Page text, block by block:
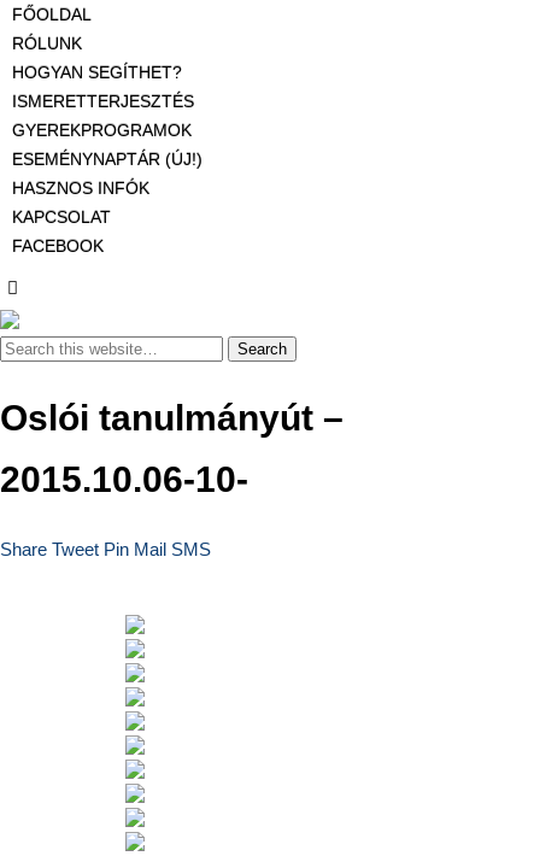
FŐOLDAL
RÓLUNK
HOGYAN SEGÍTHET?
ISMERETTERJESZTÉS
GYEREKPROGRAMOK
ESEMÉNYNAPTÁR (ÚJ!)
HASZNOS INFÓK
KAPCSOLAT
FACEBOOK
Oslói tanulmányút –
2015.10.06-10-
Share Tweet Pin Mail SMS